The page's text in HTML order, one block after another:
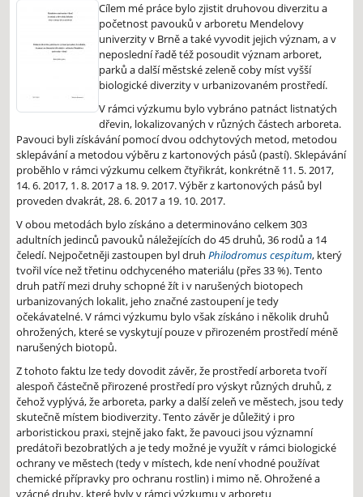
Cílem mé práce bylo zjistit druhovou diverzitu a
početnost pavouků v arboretu Mendelovy
univerzity v Brně a také vyvodit jejich význam, a v
neposlední řadě též posoudit význam arboret,
parků a další městské zeleně coby míst vyšší
biologické diverzity v urbanizovaném prostředí.
V rámci výzkumu bylo vybráno patnáct listnatých
dřevin, lokalizovaných v různých částech arboreta.
Pavouci byli získávání pomocí dvou odchytových metod, metodou
sklepávání a metodou výběru z kartonových pásů (pastí). Sklepávání
proběhlo v rámci výzkumu celkem čtyřikrát, konkrétně 11. 5. 2017,
14. 6. 2017, 1. 8. 2017 a 18. 9. 2017. Výběr z kartonových pásů byl
proveden dvakrát, 28. 6. 2017 a 19. 10. 2017.
V obou metodách bylo získáno a determinováno celkem 303
adultních jedinců pavouků náležejících do 45 druhů, 36 rodů a 14
čeledí. Nejpočetněji zastoupen byl druh Philodromus cespitum, který
tvořil více než třetinu odchyceného materiálu (přes 33 %). Tento
druh patří mezi druhy schopné žít i v narušených biotopech
urbanizovaných lokalit, jeho značné zastoupení je tedy
očekávatelné. V rámci výzkumu bylo však získáno i několik druhů
ohrožených, které se vyskytují pouze v přirozeném prostředí méně
narušených biotopů.
Z tohoto faktu lze tedy dovodit závěr, že prostředí arboreta tvoří
alespoň částečně přirozené prostředí pro výskyt různých druhů, z
čehož vyplývá, že arboreta, parky a další zeleň ve městech, jsou tedy
skutečně místem biodiverzity. Tento závěr je důležitý i pro
arboristickou praxi, stejně jako fakt, že pavouci jsou významní
predátoři bezobratlých a je tedy možné je využít v rámci biologické
ochrany ve městech (tedy v místech, kde není vhodné používat
chemické přípravky pro ochranu rostlin) i mimo ně. Ohrožené a
vzácné druhy, které byly v rámci výzkumu v arboretu